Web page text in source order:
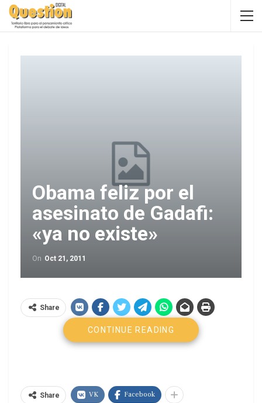
Obama feliz por el
asesinato de Gadafi:
«ya no existe»
On Oct 21, 2011
Share
CONTINUE READING
Share VK Facebook